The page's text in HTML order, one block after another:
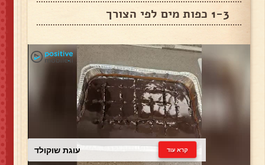
1-3 כפות מים לפי הצורך
עוגת שוקולד קרא עוד